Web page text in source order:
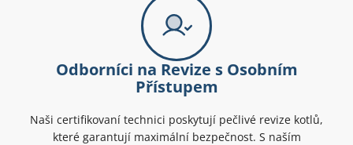
Odborníci na Revize s Osobním
Přístupem
Naši certifikovaní technici poskytují pečlivé revize kotlů,
které garantují maximální bezpečnost. S naším